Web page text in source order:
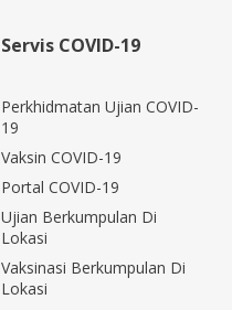
Servis COVID-19
Perkhidmatan Ujian COVID-
19
Vaksin COVID-19
Portal COVID-19
Ujian Berkumpulan Di
Lokasi
Vaksinasi Berkumpulan Di
Lokasi